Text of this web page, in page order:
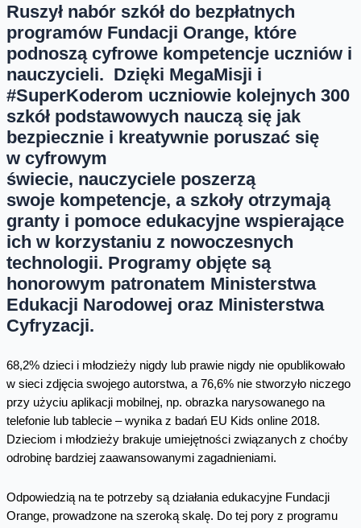
Ruszył nabór szkół do bezpłatnych
programów Fundacji Orange, które
podnoszą cyfrowe kompetencje uczniów i
nauczycieli. Dzięki MegaMisji i
#SuperKoderom uczniowie kolejnych 300
szkół podstawowych nauczą się jak
bezpiecznie i kreatywnie poruszać się
w cyfrowym
świecie, nauczyciele poszerzą
swoje kompetencje, a szkoły otrzymają
granty i pomoce edukacyjne wspierające
ich w korzystaniu z nowoczesnych
technologii. Programy objęte są
honorowym patronatem Ministerstwa
Edukacji Narodowej oraz Ministerstwa
Cyfryzacji.
68,2% dzieci i młodzieży nigdy lub prawie nigdy nie opublikowało
w sieci zdjęcia swojego autorstwa, a 76,6% nie stworzyło niczego
przy użyciu aplikacji mobilnej, np. obrazka narysowanego na
telefonie lub tablecie – wynika z badań EU Kids online 2018.
Dzieciom i młodzieży brakuje umiejętności związanych z choćby
odrobinę bardziej zaawansowanymi zagadnieniami.
Odpowiedzią na te potrzeby są działania edukacyjne Fundacji
Orange, prowadzone na szeroką skalę. Do tej pory z programu